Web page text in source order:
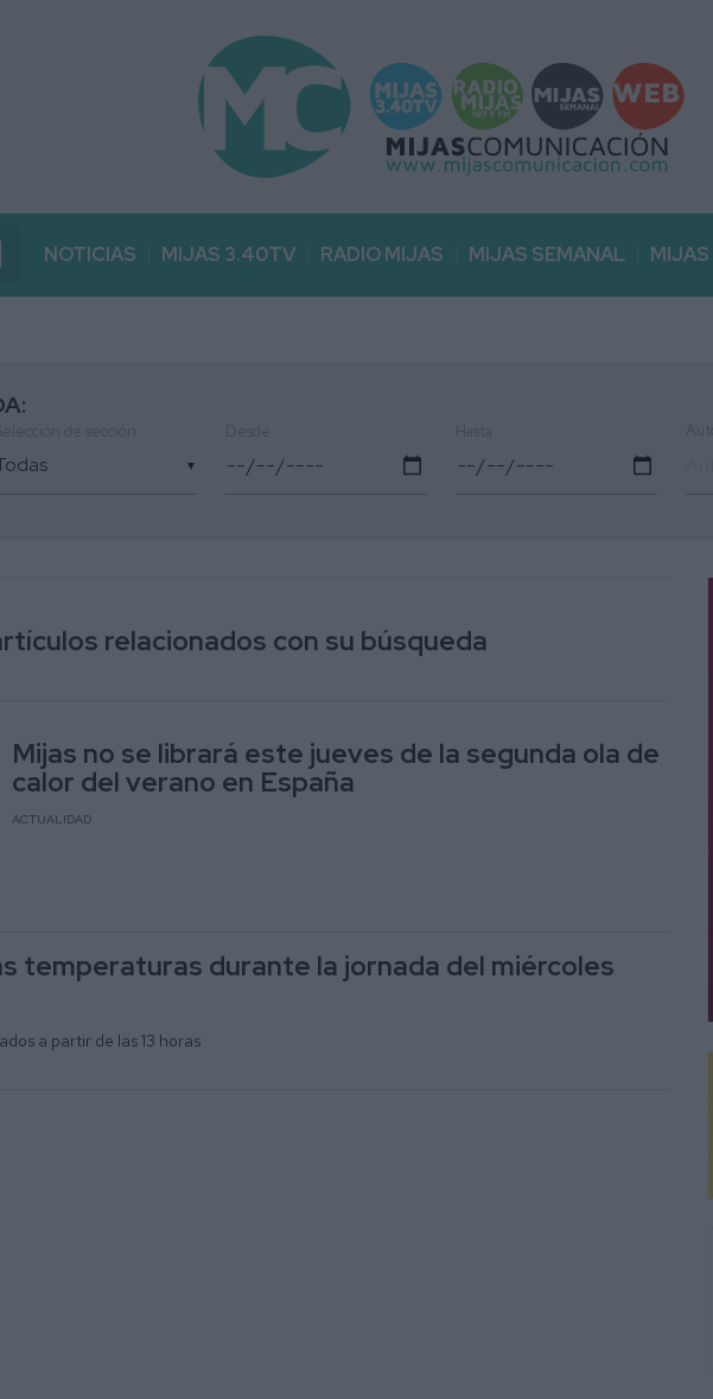
NOTICIAS MIJAS 3.40TV RADIO MIJAS MIJAS SEMANAL
▼
relacionados con su búsqueda
Mijas no se librará este jueves de la segunda ola de
calor del verano en España
ACTUALIDAD
temperaturas durante la jornada del miércoles
a partir de las 13 horas